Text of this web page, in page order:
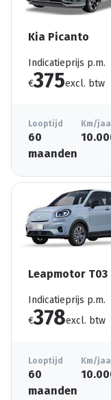
Kia Picanto
Indicatieprijs p.m.
€375excl. btw
Looptijd
60
maanden
Km/
Leapmotor T03
Indicatieprijs p.m.
€378excl. btw
Looptijd
60
maanden
Km/